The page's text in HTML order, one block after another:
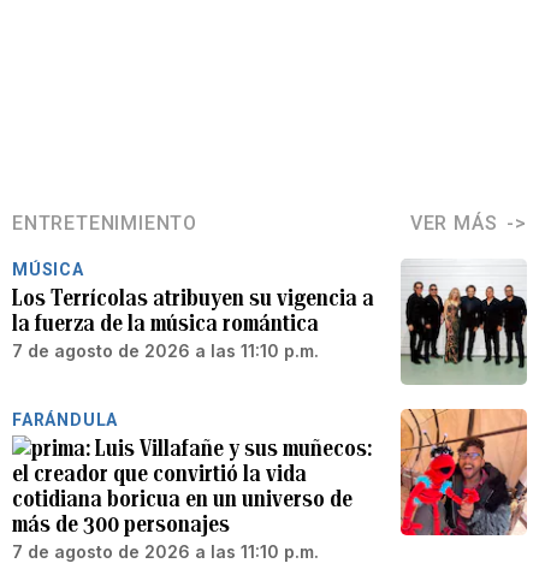
ENTRETENIMIENTO VER MÁS
MÚSICA
Los Terrícolas atribuyen su vigencia a
la fuerza de la música romántica
7 de agosto de 2026 a las 11:10 p.m.
FARÁNDULA
Luis Villafañe y sus muñecos:
el creador que convirtió la vida
cotidiana boricua en un universo de
más de 300 personajes
7 de agosto de 2026 a las 11:10 p.m.